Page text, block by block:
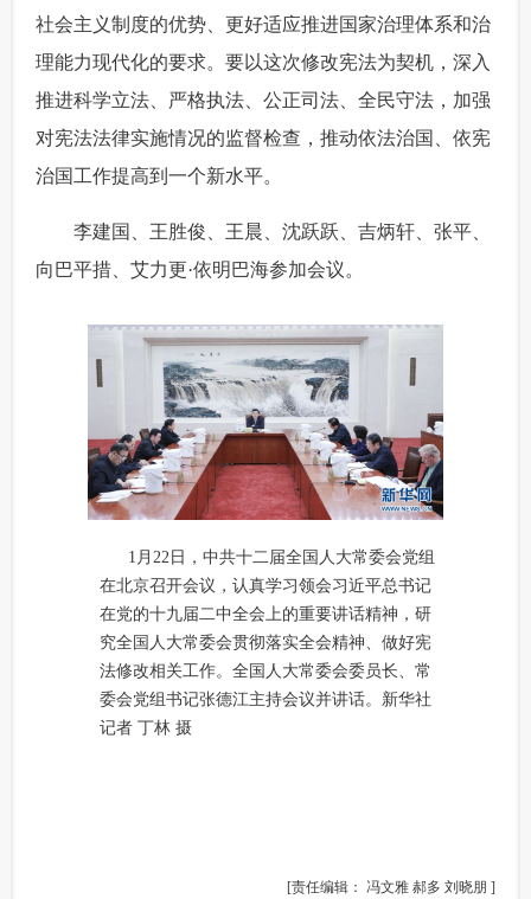
社会主义制度的优势、更好适应推进国家治理体系和治
理能力现代化的要求。要以这次修改宪法为契机，深入
推进科学立法、严格执法、公正司法、全民守法，加强
对宪法法律实施情况的监督检查，推动依法治国、依宪
治国工作提高到一个新水平。
李建国、王胜俊、王晨、沈跃跃、吉炳轩、张平、
向巴平措、艾力更·依明巴海参加会议。
1月22日，中共十二届全国人大常委会党组
在北京召开会议，认真学习领会习近平总书记
在党的十九届二中全会上的重要讲话精神，研
究全国人大常委会贯彻落实全会精神、做好宪
法修改相关工作。全国人大常委会委员长、常
委会党组书记张德江主持会议并讲话。新华社
记者 丁林 摄
[责任编辑： 冯文雅 郝多 刘晓朋 ]